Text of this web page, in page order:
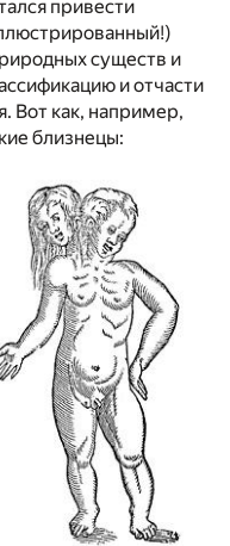
привести
существ и
и отчасти
Вот как, например,
близнецы: